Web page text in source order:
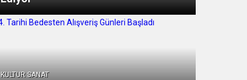
KULTUR SANAT